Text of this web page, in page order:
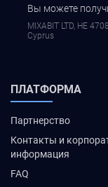
Вы можете
MIXABIT LTD, ΗΕ
Cyprus
ПЛАТФОРМА
Партнерство
Контакты и
информация
FAQ